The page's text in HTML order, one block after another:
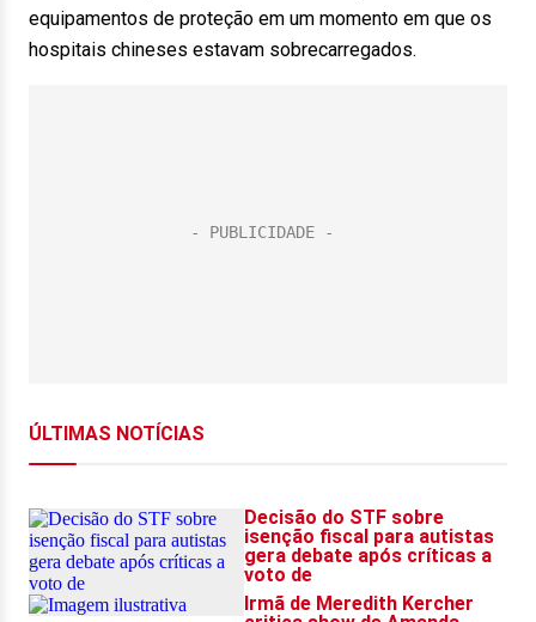
equipamentos de proteção em um momento em que os
hospitais chineses estavam sobrecarregados.